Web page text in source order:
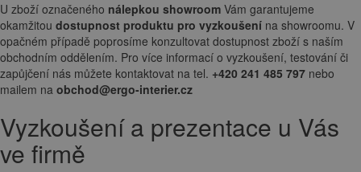
U zboží označeného nálepkou showroom Vám garantujeme
okamžitou dostupnost produktu pro vyzkoušení na showroomu. V
opačném případě poprosíme konzultovat dostupnost zboží s naším
obchodním oddělením. Pro více informací o vyzkoušení, testování či
zapůjčení nás můžete kontaktovat na tel. +420 241 485 797 nebo
mailem na obchod@ergo-interier.cz
Vyzkoušení a prezentace u Vás
ve firmě